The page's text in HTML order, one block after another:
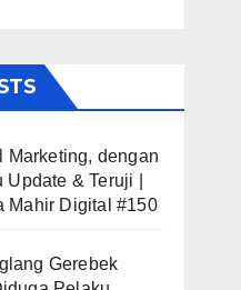
Marketing, dengan
Update & Teruji |
Mahir Digital #150
Gerebek